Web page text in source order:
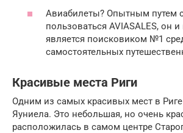
Авиабилеты? Опытным путем
пользоваться AVIASALES, он
является поисковиком №1
самостоятельных
Красивые места Риги
Одним из самых красивых мест в Риге
Яуниела. Это небольшая, но очень
расположилась в самом центре